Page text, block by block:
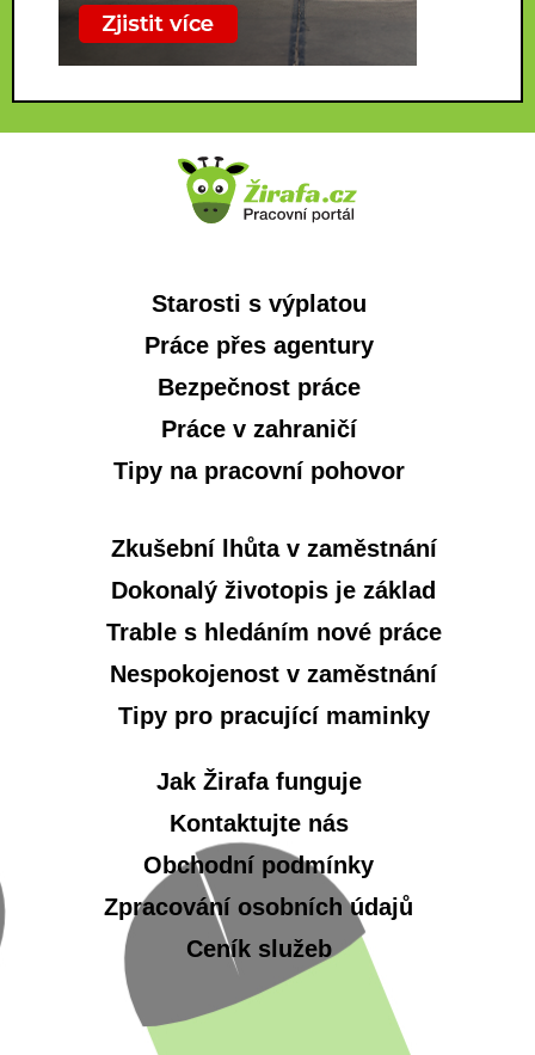
Starosti s výplatou
Práce přes agentury
Bezpečnost práce
Práce v zahraničí
Tipy na pracovní pohovor
Zkušební lhůta v zaměstnání
Dokonalý životopis je základ
Trable s hledáním nové práce
Nespokojenost v zaměstnání
Tipy pro pracující maminky
Jak Žirafa funguje
Kontaktujte nás
Obchodní podmínky
Zpracování osobních údajů
Ceník služeb